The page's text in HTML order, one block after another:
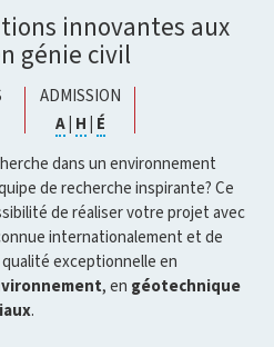
innovantes aux
génie civil
ADMISSION
ACliquer
pour
ouvrir
l'infobulle
H Cliquer
pour
ouvrir
l'infobulle
É
pour
ouvrir
l'infobulle
dans un environnement
de recherche inspirante? Ce
de réaliser votre projet avec
internationalement et de
exceptionnelle en
, en géotechnique
.